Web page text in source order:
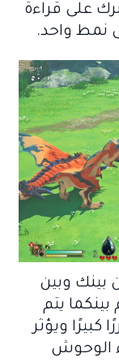
على قراءة
نمط واحد.
بينك وبين
يتم
ويؤثر
الوحوش